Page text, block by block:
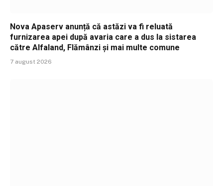
Nova Apaserv anunță că astăzi va fi reluată
furnizarea apei după avaria care a dus la sistarea
către Alfaland, Flămânzi și mai multe comune
7 august 2026